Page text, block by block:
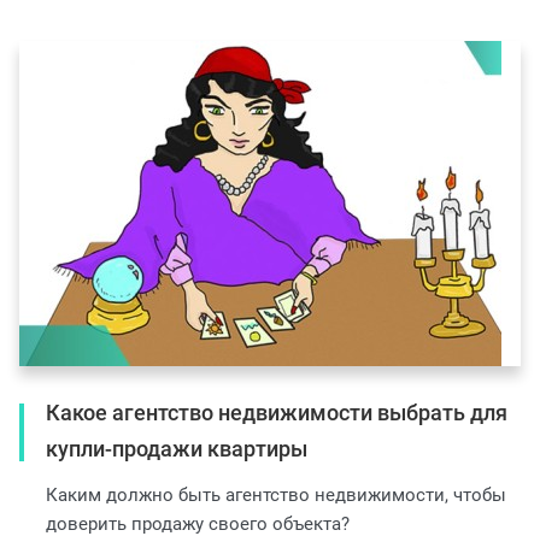
Какое агентство недвижимости выбрать для
купли-продажи квартиры
Каким должно быть агентство недвижимости, чтобы
доверить продажу своего объекта?